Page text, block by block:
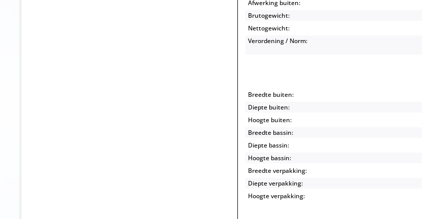
Afwerking buiten:
Brutogewicht:
Nettogewicht:
Verordening / Norm:
Breedte buiten:
Diepte buiten:
Hoogte buiten:
Breedte bassin:
Diepte bassin:
Hoogte bassin:
Breedte verpakking:
Diepte verpakking:
Hoogte verpakking: